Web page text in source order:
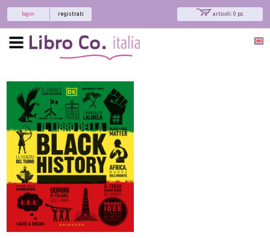
articoli: 0 pz.
registrati
login